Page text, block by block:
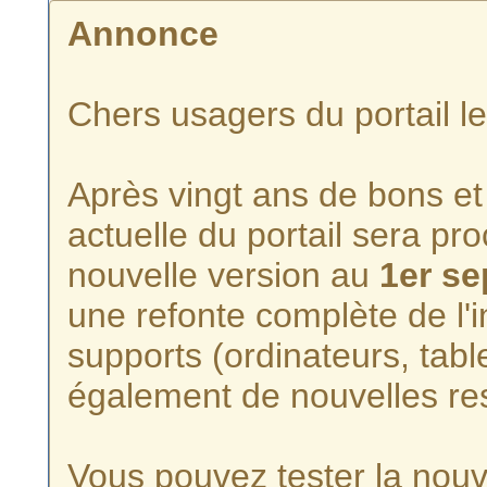
Annonce
Chers usagers du portail
Après vingt ans de bons
actuelle du portail sera
nouvelle version au 1er
une refonte complète de
supports (ordinateurs,
également de nouvelles
Vous pouvez tester la